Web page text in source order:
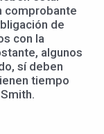
comprobante
de
con la
algunos
sí deben
tiempo